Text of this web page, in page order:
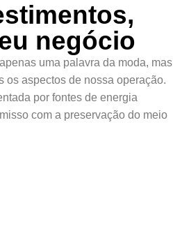
negócio
uma palavra da moda, mas
os aspectos de nossa operação.
por fontes de energia
com a preservação do meio